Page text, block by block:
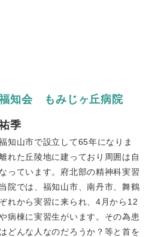
知会 もみじヶ丘病院
季
知山市で設立して65年になりま
れた丘陵地に建っており周囲は自
っています。府北部の精神科実習
院では、福知山市、南丹市、舞鶴
れから実習に来られ、4月から12
病棟に実習生がいます。その為患
どんな人なのだろうか？等と首を